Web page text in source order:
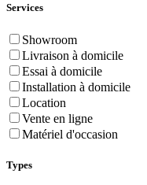
Services
Showroom
Livraison à domicile
Essai à domicile
Installation à domicile
Location
Vente en ligne
Matériel d'occasion
Types